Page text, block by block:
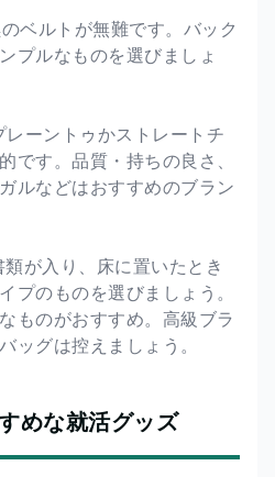
ベルトが無難です。バック
プルなものを選びましょ
ーントゥかストレートチ
です。品質・持ちの良さ、
ルなどはおすすめのブラン
が入り、床に置いたとき
プのものを選びましょう。
ものがおすすめ。高級ブラ
ッグは控えましょう。
めな就活グッズ